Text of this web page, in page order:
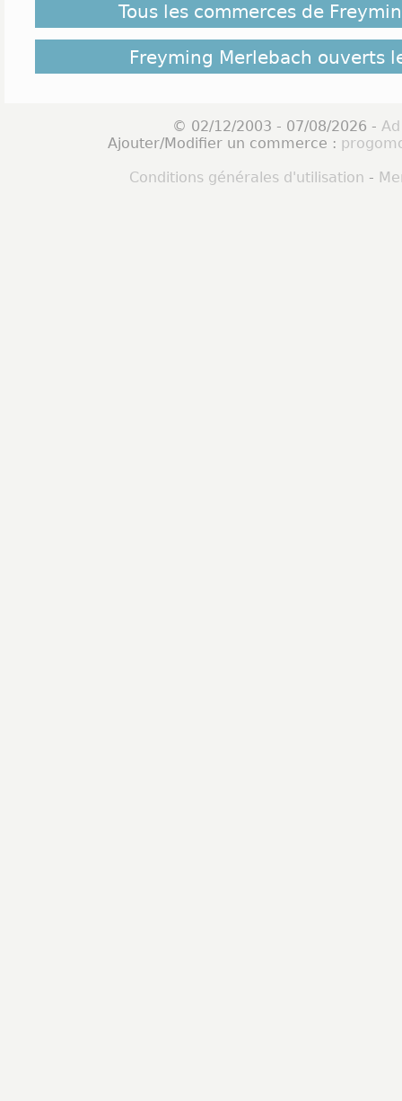
Tous les commerces de
Freyming Merlebach ouverts
© 02/12/2003 - 07/08/2026 -
Ajouter/Modifier un commerce :
Conditions générales d'utilisation -